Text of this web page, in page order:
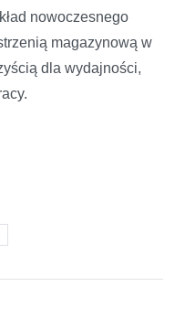
nowoczesnego
magazynową w
dla wydajności,